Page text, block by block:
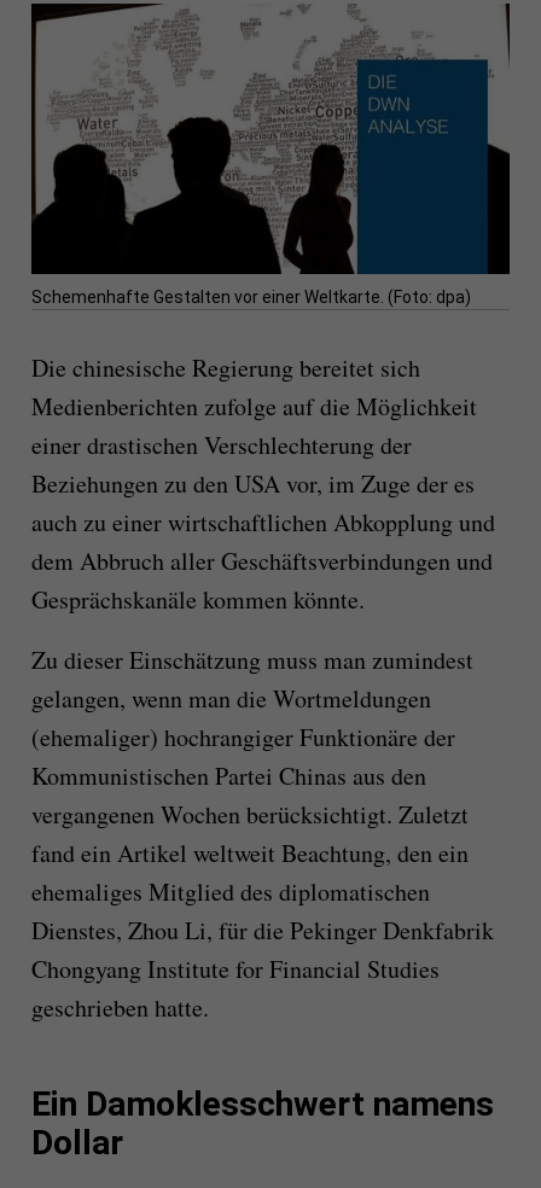
Schemenhafte Gestalten vor einer Weltkarte. (Foto: dpa)
Die chinesische Regierung bereitet sich
Medienberichten zufolge auf die Möglichkeit
einer drastischen Verschlechterung der
Beziehungen zu den USA vor, im Zuge der es
auch zu einer wirtschaftlichen Abkopplung und
dem Abbruch aller Geschäftsverbindungen und
Gesprächskanäle kommen könnte.
Zu dieser Einschätzung muss man zumindest
gelangen, wenn man die Wortmeldungen
(ehemaliger) hochrangiger Funktionäre der
Kommunistischen Partei Chinas aus den
vergangenen Wochen berücksichtigt. Zuletzt
fand ein Artikel weltweit Beachtung, den ein
ehemaliges Mitglied des diplomatischen
Dienstes, Zhou Li, für die Pekinger Denkfabrik
Chongyang Institute for Financial Studies
geschrieben hatte.
Ein Damoklesschwert namens
Dollar